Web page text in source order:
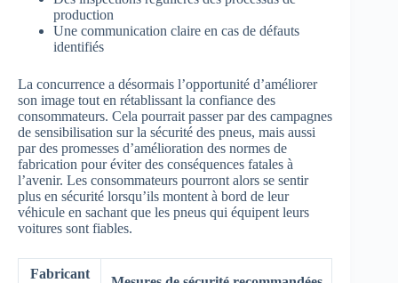
production
Une communication claire en cas de défauts
identifiés
La concurrence a désormais l’opportunité d’améliorer
son image tout en rétablissant la confiance des
consommateurs. Cela pourrait passer par des campagnes
de sensibilisation sur la sécurité des pneus, mais aussi
par des promesses d’amélioration des normes de
fabrication pour éviter des conséquences fatales à
l’avenir. Les consommateurs pourront alors se sentir
plus en sécurité lorsqu’ils montent à bord de leur
véhicule en sachant que les pneus qui équipent leurs
voitures sont fiables.
Fabricant